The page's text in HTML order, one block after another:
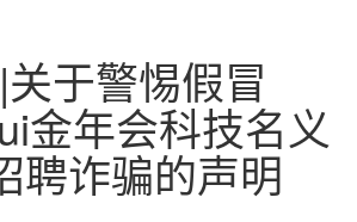
于警惕假冒
金年会科技名义
聘诈骗的声明